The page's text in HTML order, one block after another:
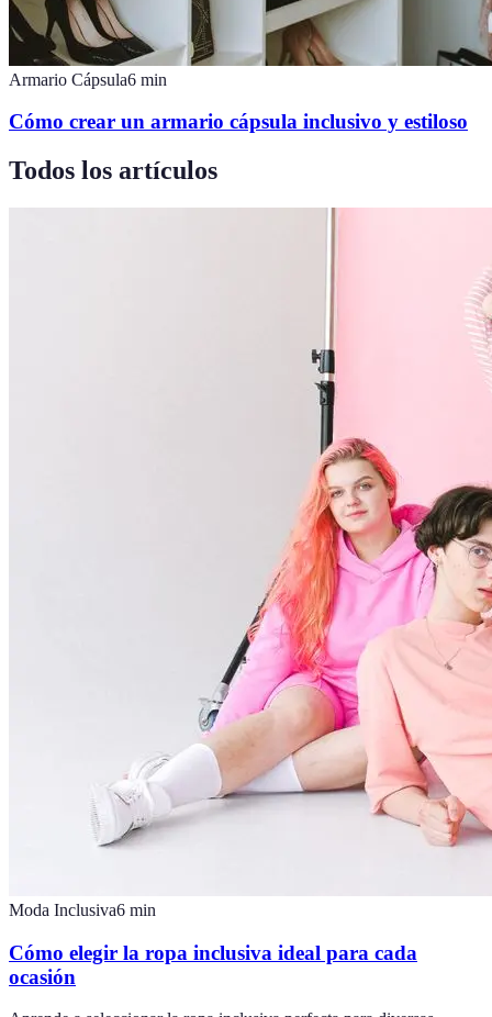
Armario Cápsula6 min
Cómo crear un armario cápsula inclusivo y estiloso
Todos los artículos
Moda Inclusiva6 min
Cómo elegir la ropa inclusiva ideal para cada
ocasión